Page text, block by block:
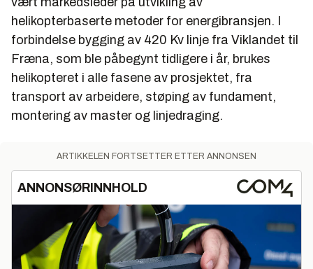
helikopterbaserte metoder for energibransjen. I
forbindelse bygging av 420 Kv linje fra Viklandet til
Fræna, som ble påbegynt tidligere i år, brukes
helikopteret i alle fasene av prosjektet, fra
transport av arbeidere, støping av fundament,
montering av master og linjedraging.
ARTIKKELEN FORTSETTER ETTER ANNONSEN
ANNONSØRINNHOLD